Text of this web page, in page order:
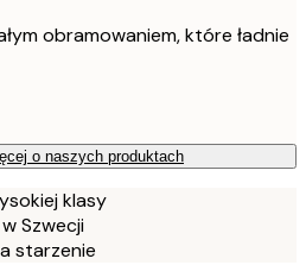
obramowaniem, które ładnie
o naszych produktach
klasy
Szwecji
starzenie